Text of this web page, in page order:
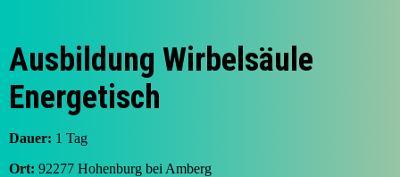
Ausbildung Wirbelsäule
Energetisch
Dauer: 1 Tag
Ort: 92277 Hohenburg bei Amberg